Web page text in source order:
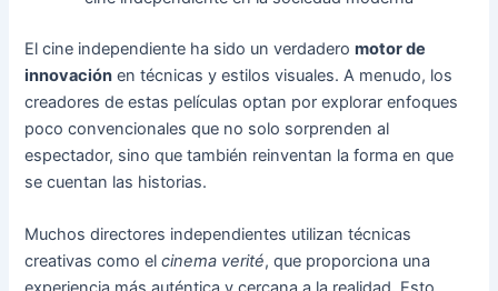
El cine independiente ha sido un verdaderomotor de
innovación en técnicas y estilos visuales. A menudo, los
creadores de estas películas optan por explorar enfoques
poco convencionales que no solo sorprenden al
espectador, sino que también reinventan la forma en que
se cuentan las historias.
Muchos directores independientes utilizan técnicas
creativas como elcinema verité, que proporciona una